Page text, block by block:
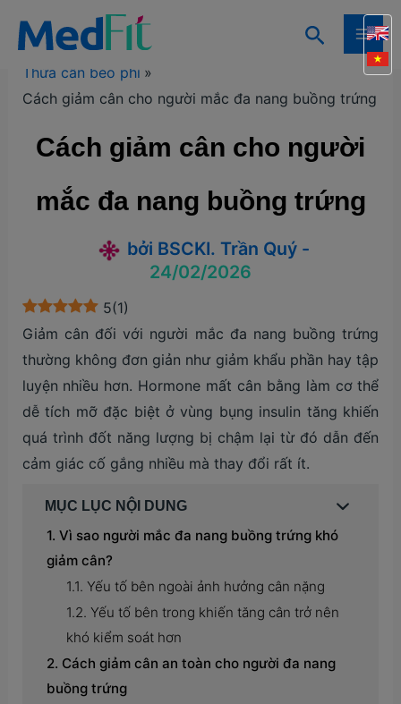
dung
Tìm
kiếm
Trang chủ Kiến thức
Kiến thức giảm cân
Thừa cân béo phì
Cách giảm cân cho người mắc đa nang buồng trứng
Cách giảm cân cho người
mắc đa nang buồng trứng
bởi BSCKI. Trần Quý -
24/02/2026
5(1)
Giảm cân đối với người mắc đa nang buồng trứng
thường không đơn giản như giảm khẩu phần hay tập
luyện nhiều hơn. Hormone mất cân bằng làm cơ thể
dễ tích mỡ đặc biệt ở vùng bụng insulin tăng khiến
quá trình đốt năng lượng bị chậm lại từ đó dẫn đến
cảm giác cố gắng nhiều mà thay đổi rất ít.
MỤC LỤC NỘI DUNG
Vì sao người mắc đa nang buồng trứng khó
giảm cân?
Yếu tố bên ngoài ảnh hưởng cân nặng
Yếu tố bên trong khiến tăng cân trở nên
khó kiểm soát hơn
Cách giảm cân an toàn cho người đa nang
buồng trứng